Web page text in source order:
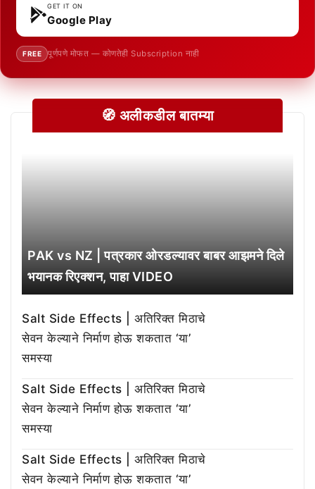
GET IT ON
Google Play
FREE पूर्णपणे मोफत — कोणतेही Subscription नाही
🧭 अलीकडील बातम्या
PAK vs NZ | पत्रकार ओरडल्यावर बाबर आझमने दिले
भयानक रिएक्शन, पाहा VIDEO
Salt Side Effects | अतिरिक्त मिठाचे
सेवन केल्याने निर्माण होऊ शकतात ‘या’
समस्या
Salt Side Effects | अतिरिक्त मिठाचे
सेवन केल्याने निर्माण होऊ शकतात ‘या’
समस्या
Salt Side Effects | अतिरिक्त मिठाचे
सेवन केल्याने निर्माण होऊ शकतात ‘या’